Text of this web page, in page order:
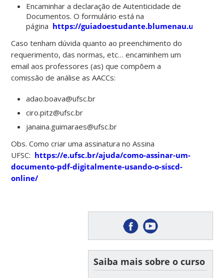
Encaminhar a declaração de Autenticidade de
Documentos. O formulário está na
página https://guiadoestudante.blumenau.ufsc.br/
Caso tenham dúvida quanto ao preenchimento do
requerimento, das normas, etc… encaminhem um
email aos professores (as) que compõem a
comissão de análise as AACCs:
adao.boava@ufsc.br
ciro.pitz@ufsc.br
janaina.guimaraes@ufsc.br
Obs. Como criar uma assinatura no Assina
UFSC: https://e.ufsc.br/ajuda/como-assinar-um-
documento-pdf-digitalmente-usando-o-siscd-
online/
Saiba mais sobre o curso